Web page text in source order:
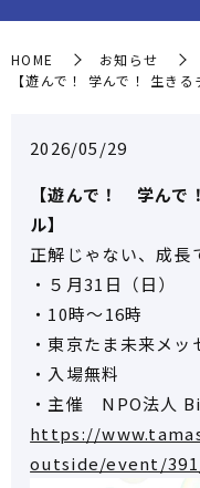
HOME
お知らせ
【遊んで！ 学んで！ 生きる
2026/05/29
【遊んで！ 学ん
ル】
正解じゃない、成長
・５月31日（日）
・10時～16時
・東京たま未来メ
・入場無料
・主催 NPO法人
https://
outside/event/